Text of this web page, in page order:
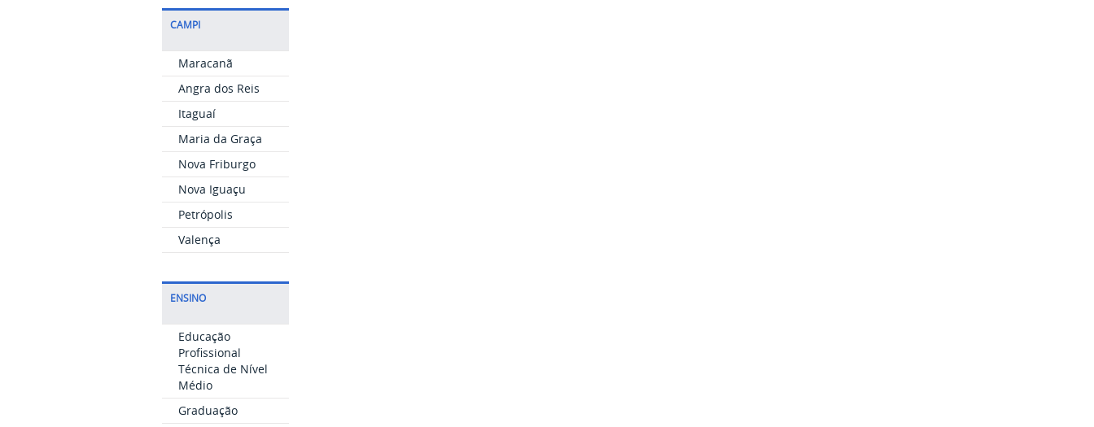
CAMPI
Maracanã
Angra dos Reis
Itaguaí
Maria da Graça
Nova Friburgo
Nova Iguaçu
Petrópolis
Valença
ENSINO
Educação
Profissional
Técnica de Nível
Médio
Graduação